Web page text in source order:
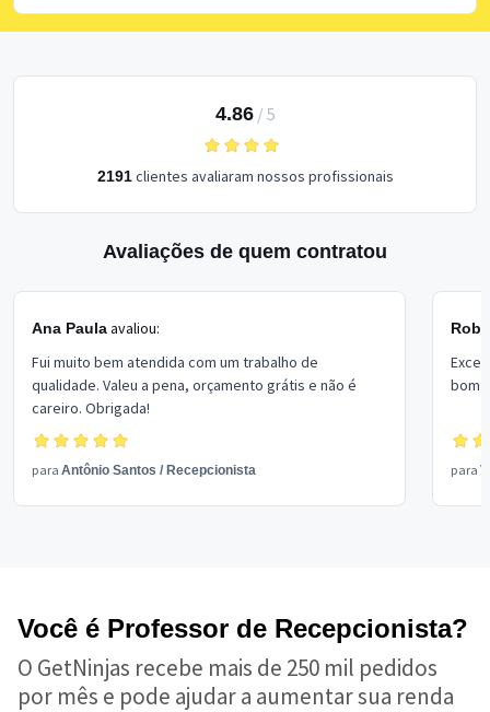
4.86/ 5
2191clientes avaliaram nossos profissionais
Avaliações de quem contratou
Ana Paulaavaliou:
Fui muito bem atendida com um trabalho de
qualidade. Valeu a pena, orçamento grátis e não é
careiro. Obrigada!
para Antônio Santos / Recepcionista
bom
para
Você é Professor de Recepcionista?
O GetNinjas recebe mais de 250 mil pedidos
por mês e pode ajudar a aumentar sua renda